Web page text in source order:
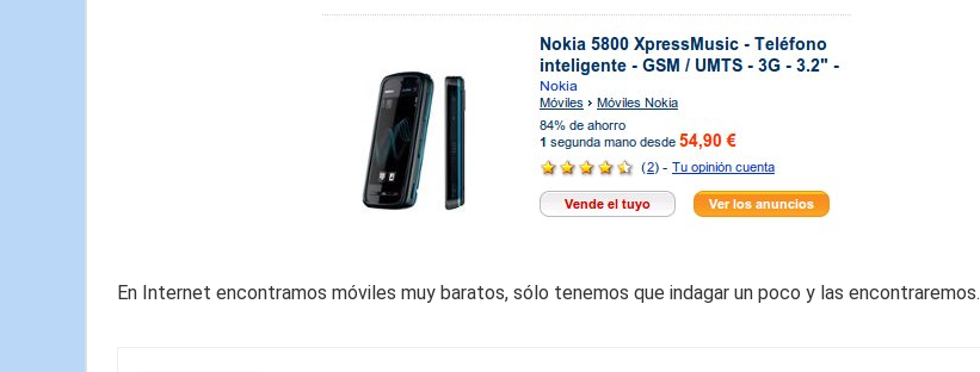
En Internet encontramos móviles muy baratos, sólo tenemos que indagar un poco y las encontraremos.